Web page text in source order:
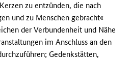
zu entzünden, die nach
und zu Menschen gebracht«
der Verbundenheit und Nähe
im Anschluss an den
Gedenkstätten,